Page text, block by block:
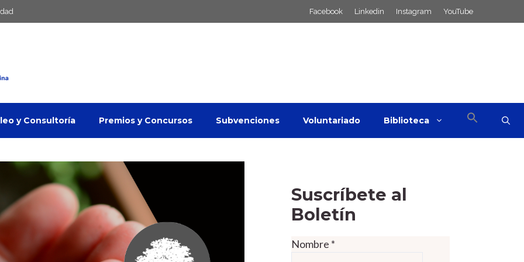
Facebook Linkedin Instagram YouTube
y Consultoría Premios y Concursos Subvenciones Voluntariado Biblioteca
Suscríbete al
Boletín
Nombre *